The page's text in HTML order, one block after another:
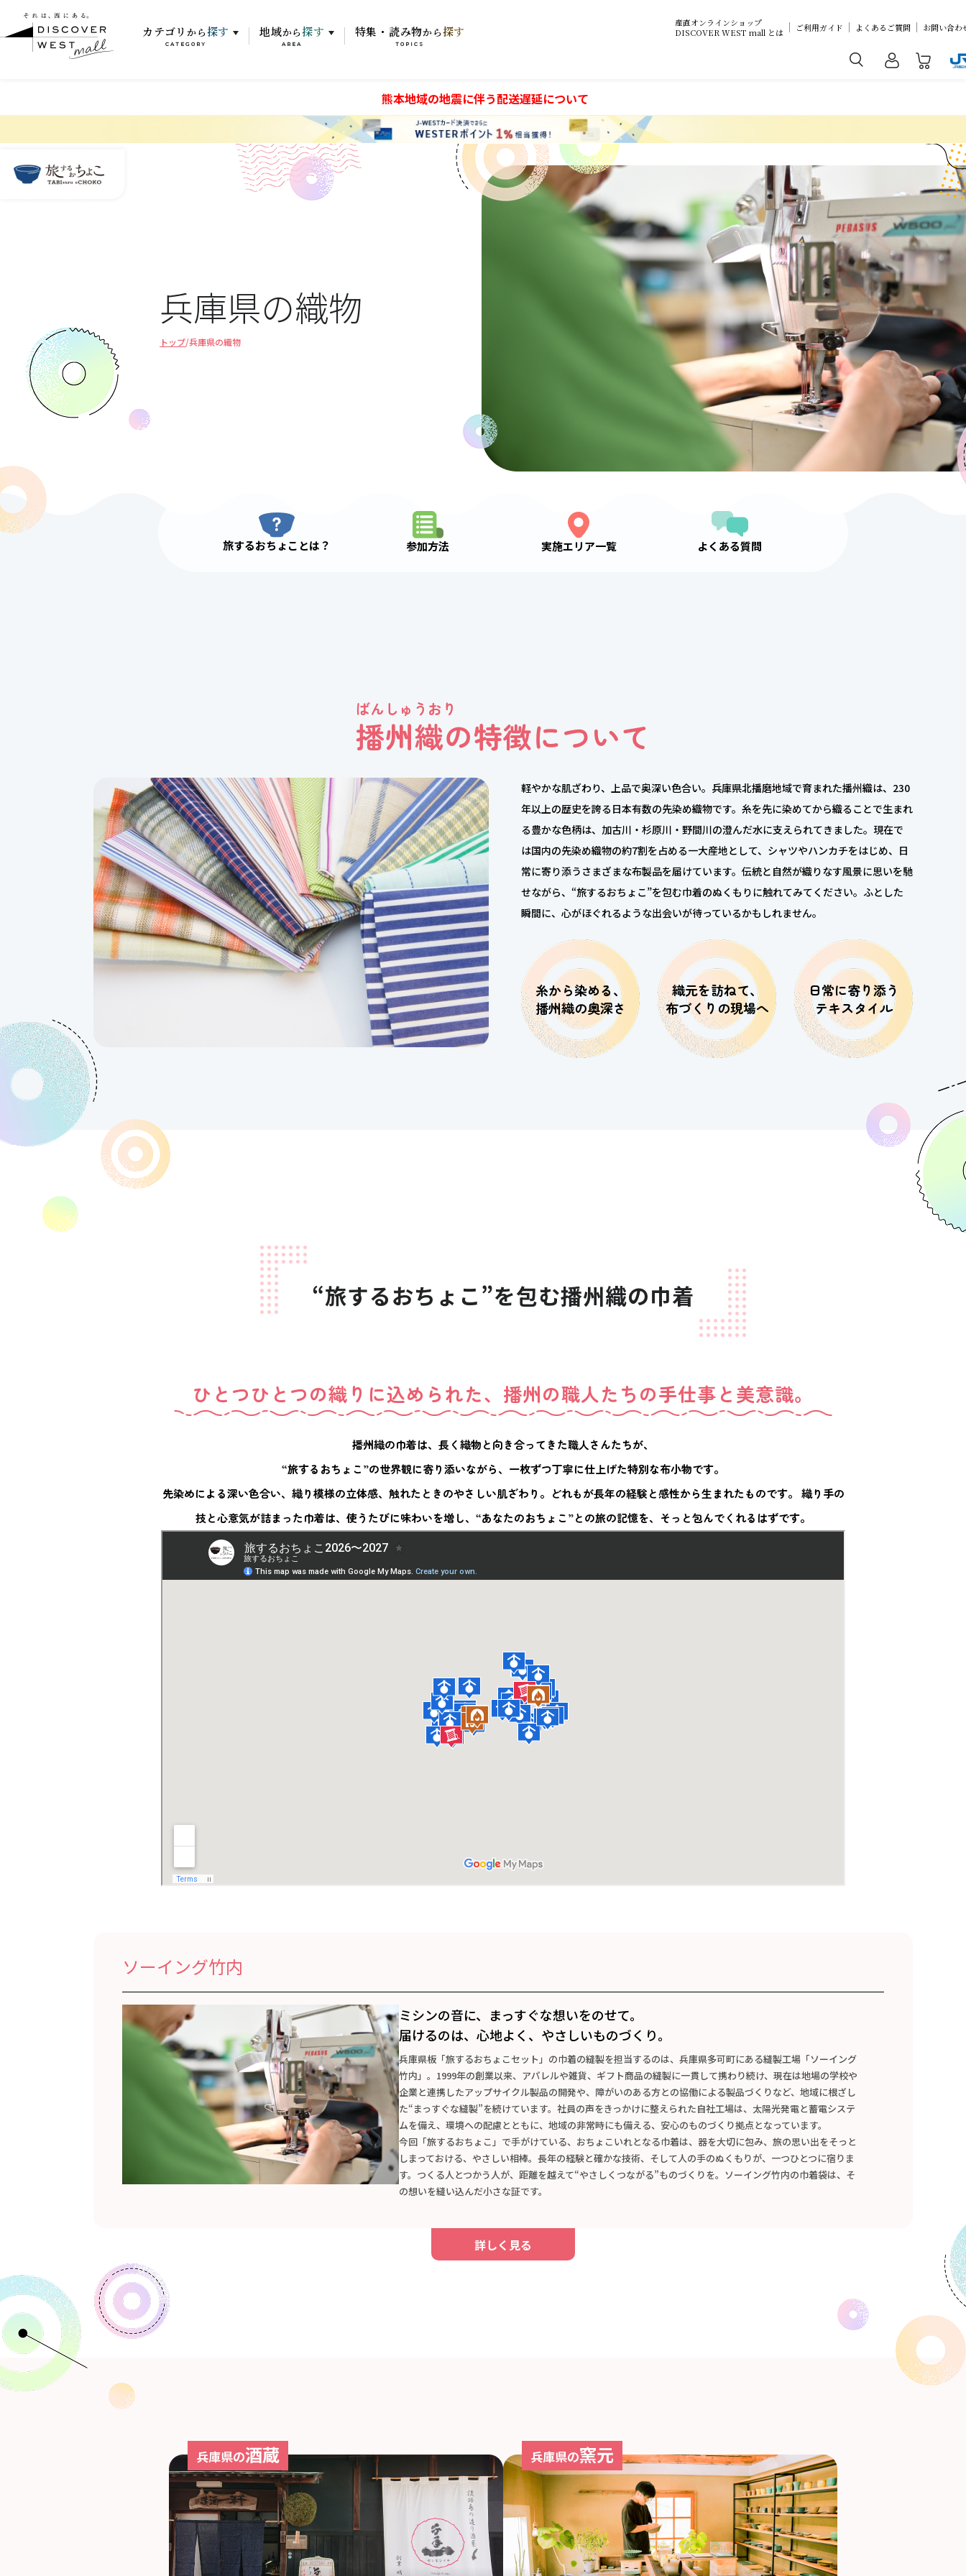
カテゴリ から 探す
CATEGORY
地域から 探す
AREA
特集・読み物から 探す
TOPICS
産直オンラインショップ
DISCOVER WEST mall とは
ご利用ガイド よくあるご質問 お問い合わ
熊本地域の地震に伴う配送遅延について
兵庫県の織物
トップ/兵庫県の織物
旅するおちょことは？ 参加方法 実施エリア一覧 よくある質問
ばんしゅうおり
播州織の特徴について
軽やかな肌ざわり、上品で奥深い色合い。兵庫県北播磨地域で育まれた播州織は、230
年以上の歴史を誇る日本有数の先染め織物です。糸を先に染めてから織ることで生まれ
る豊かな色柄は、加古川・杉原川・野間川の澄んだ水に支えられてきました。現在で
は国内の先染め織物の約7割を占める一大産地として、シャツやハンカチをはじめ、日
常に寄り添うさまざまな布製品を届けています。伝統と自然が織りなす風景に思いを馳
せながら、“旅するおちょこ”を包む巾着のぬくもりに触れてみてください。ふとした
瞬間に、心がほぐれるような出会いが待っているかもしれません。
糸から染める、
播州織の奥深さ
織元を訪ねて、
布づくりの現場へ
日常に寄り添う
テキスタイル
“旅するおちょこ”を包む播州織の巾着
ひとつひとつの織りに込められた、播州の職人たちの手仕事と美意識。
播州織の巾着は、長く織物と向き合ってきた職人さんたちが、
“旅するおちょこ”の世界観に寄り添いながら、一枚ずつ丁寧に仕上げた特別な布小物です。
先染めによる深い色合い、織り模様の立体感、触れたときのやさしい肌ざわり。どれもが長年の経験と感性から生まれたものです。
織り手の
技と心意気が詰まった巾着は、使うたびに味わいを増し、“あなたのおちょこ”との旅の記憶を、そっと包んでくれるはずです。
ソーイング竹内
ミシンの音に、 まっすぐな想いをのせて。
届けるのは、心地よく、 やさしいものづくり。
兵庫県板「旅するおちょこセット」の巾着の縫製を担当するのは、兵庫県多可町にある縫製工場「ソーイング
竹内」。1999年の創業以来、アパレルや雑貨、ギフト商品の縫製に一貫して携わり続け、現在は地場の学校や
企業と連携したアップサイクル製品の開発や、障がいのある方との協働による製品づくりなど、地域に根ざし
た“まっすぐな縫製”を続けています。社員の声をきっかけに整えられた自社工場は、太陽光発電と蓄電システ
ムを備え、環境への配慮とともに、地域の非常時にも備える、安心のものづくり拠点となっています。
今回「旅するおちょこ」で手がけている、おちょこいれとなる巾着は、器を大切に包み、旅の思い出をそっと
しまっておける、やさしい相棒。長年の経験と確かな技術、そして人の手のぬくもりが、一つひとつに宿りま
す。つくる人とつかう人が、距離を越えて“やさしくつながる”ものづくりを。ソーイング竹内の巾着袋は、そ
の想いを縫い込んだ小さな証です。
兵庫県の酒蔵 兵庫県の窯元